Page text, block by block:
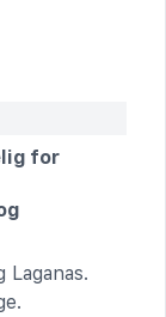
for